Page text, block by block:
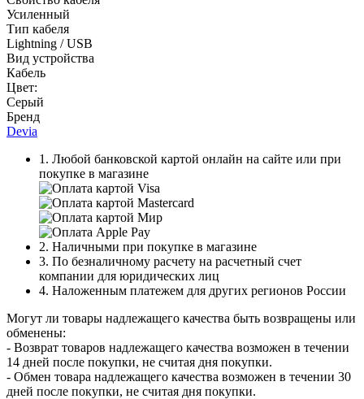
Усиленный
Тип кабеля
Lightning / USB
Вид устройства
Кабель
Цвет:
Серый
Бренд
Devia
1. Любой банковской картой онлайн на сайте или при
покупке в магазине
2. Наличными при покупке в магазине
3. По безналичному расчету на расчетный счет
компании для юридических лиц
4. Наложенным платежем для других регионов России
Могут ли товары надлежащего качества быть возвращены или
обменены:
- Возврат товаров надлежащего качества возможен в течении
14 дней после покупки, не считая дня покупки.
- Обмен товара надлежащего качества возможен в течении 30
дней после покупки, не считая дня покупки.